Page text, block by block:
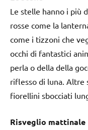
Le stelle hanno i più
rosse come la
come i tizzoni che
occhi di fantastici
perla o della della
riflesso di luna. Altre
fiorellini sbocciati
Risveglio mattinale